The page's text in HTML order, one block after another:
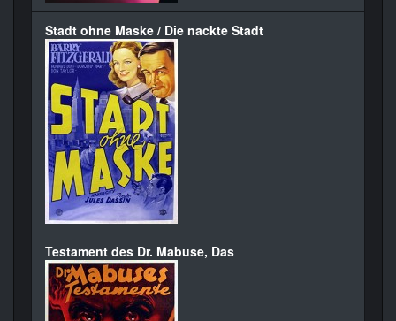
Stadt ohne Maske / Die nackte Stadt
Testament des Dr. Mabuse, Das